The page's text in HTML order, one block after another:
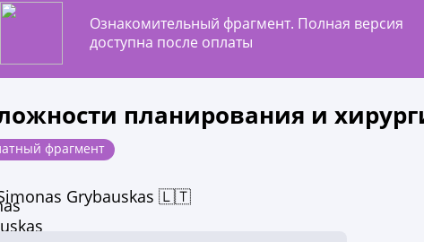
Ознакомительный фрагмент. Полная версия
доступна после оплаты
планирования и
фрагмент
Grybauskas 🇱🇹